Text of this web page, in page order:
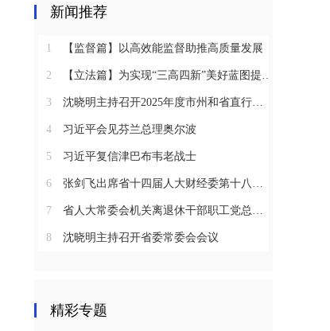
新闻推荐
1 【监督篇】以高效能监督助推高质量发展
2 【立法篇】为实现“三高四新”美好蓝图提供坚实法治保障
3 沈晓明主持召开2025年度市州和省直行业系统党（工）委书记抓基层党建工作述职评议会议
4 习近平会见芬兰总理奥尔波
5 习近平复信津巴布韦老战士
6 张剑飞出席省十四届人大财经委第十八次全体会议
7 省人大常委会机关离退休干部职工党总支召开2025年度总结表彰大会
8 沈晓明主持召开省委常委会会议
精彩专题